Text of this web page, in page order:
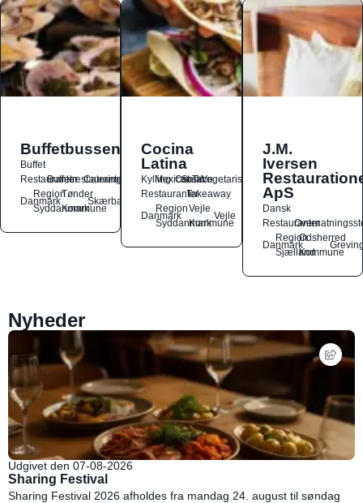
Buffetbussen
Buffet
Restauranter
Buffetrestauranter
Catering
Danmark
Region
Syddanmark
Tønder
Kommune
Skærbæk
Cocina
Latina
Kylling
Mexicansk
OstSalat
TacoVegetarisk
RestauranterTakeaway
Danmark
Region
Syddanmark
Vejle
Kommune
Vejle
J.M.
Iversen
ApS
Dansk
Restauranter
Danmark
Region
Sjælland
Odsherred
Kommune
Nyheder
Udgivet den 07-08-2026
Sharing Festival
Sharing Festival 2026 afholdes fra mandag 24. august til søndag